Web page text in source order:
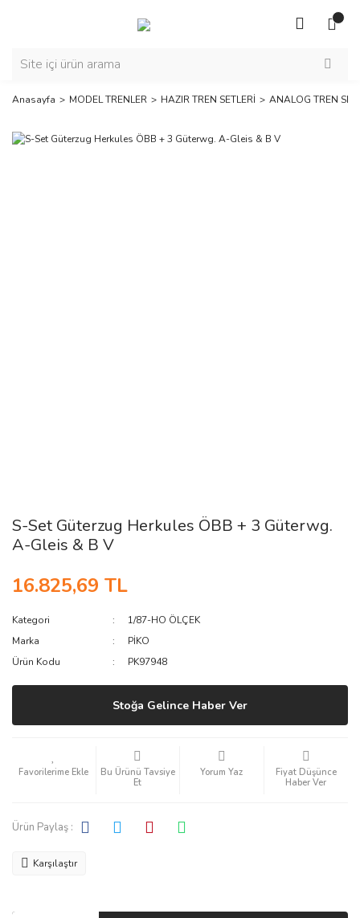
Anasayfa MODEL TRENLER HAZIR TREN SETLERİ ANALOG TREN
S-Set Güterzug Herkules ÖBB + 3 Güterwg.
A-Gleis & B V
16.825,69 TL
Kategori
1/87-HO ÖLÇEK
Marka
PİKO
Ürün Kodu
PK97948
Stoğa Gelince Haber Ver
Bu Ürünü Tavsiye
Et
Yorum Yaz
Fiyat Düşünce
Haber Ver
Ürün Paylaş :
Karşılaştır